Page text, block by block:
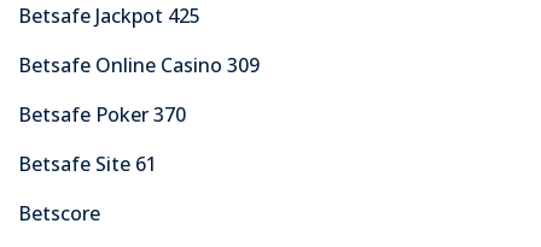
Betsafe Jackpot 425
Betsafe Online Casino 309
Betsafe Poker 370
Betsafe Site 61
Betscore